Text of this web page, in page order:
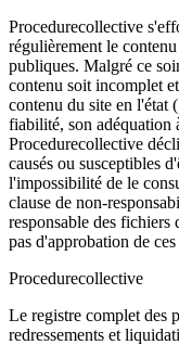
Procedurecollective
régulièrement le
publiques. Malgré ce
contenu soit incomplet
contenu du site en l'état
fiabilité, son adéquation
Procedurecollective
causés ou susceptibles
l'impossibilité de le
clause de non-
responsable des
pas d'approbation de
Procedurecollective
Le registre complet des
redressements et